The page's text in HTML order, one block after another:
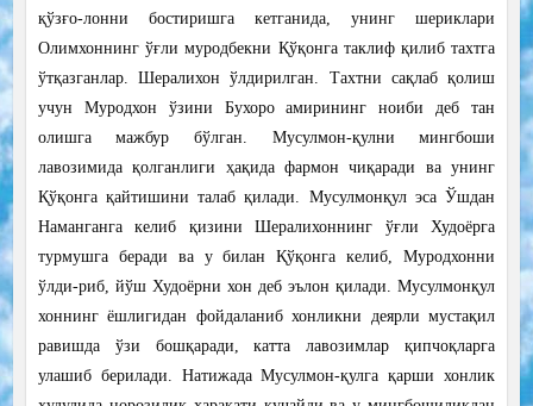
қўзғо-лонни бостиришга кетганида, унинг шериклари
Олимхоннинг ўғли муродбекни Қўқонга таклиф қилиб тахтга
ўтқазганлар. Шералихон ўлдирилган. Тахтни сақлаб қолиш
учун Муродхон ўзини Бухоро амирининг ноиби деб тан
олишга мажбур бўлган. Мусулмон-қулни мингбоши
лавозимида қолганлиги ҳақида фармон чиқаради ва унинг
Қўқонга қайтишини талаб қилади. Мусулмонқул эса Ўшдан
Наманганга келиб қизини Шералихоннинг ўғли Худоёрга
турмушга беради ва у билан Қўқонга келиб, Муродхонни
ўлди-риб, йўш Худоёрни хон деб эълон қилади. Мусулмонқул
хоннинг ёшлигидан фойдаланиб хонликни деярли мустақил
равишда ўзи бошқаради, катта лавозимлар қипчоқларга
улашиб берилади. Натижада Мусулмон-қулга қарши хонлик